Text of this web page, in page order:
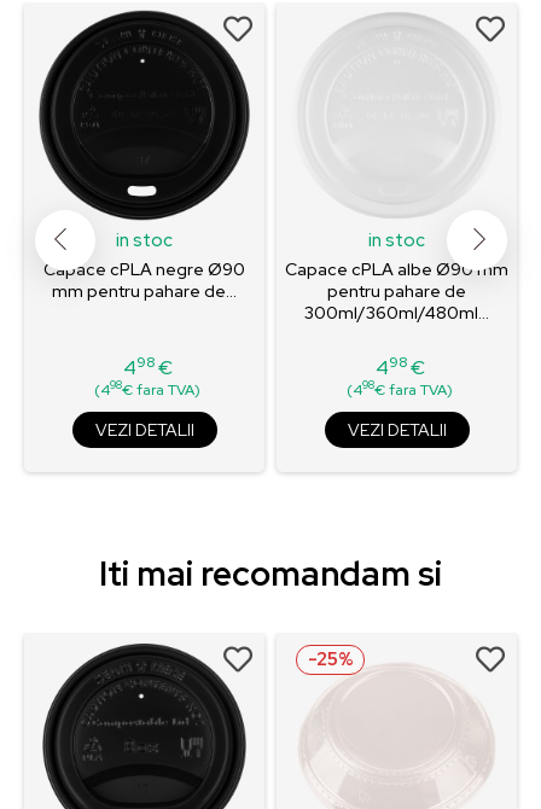
in stoc
Capace cPLA negre Ø90
mm pentru pahare de...
Pret
498€
(498€ fara TVA)
VEZI DETALII
in stoc
Capace cPLA albe Ø90 mm
pentru pahare de
300ml/360ml/480ml...
Pret
498€
(498€ fara TVA)
VEZI DETALII
Iti mai recomandam si
-25%